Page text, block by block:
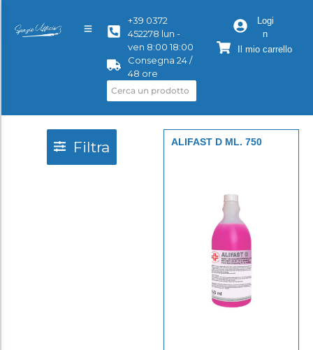
+39 0372
452278 lun -
ven 8:00 18:00
Consegna 24 /
48 ore
Logi
n
Il mio carrello
Filtra ALIFAST D ML. 750